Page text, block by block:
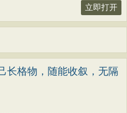
立即打开
长格物，随能收叙，无隔